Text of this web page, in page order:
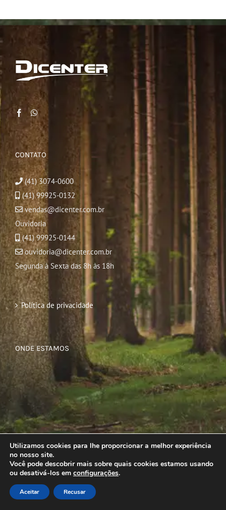
CONTATO
(41) 3074-0600
(41) 99925-0132
vendas@dicenter.com.br
Ouvidoria
(41) 99925-0144
ouvidoria@dicenter.com.br
Segunda à Sexta das 8h às 18h
Política de privacidade
ONDE ESTAMOS
Utilizamos cookies para lhe proporcionar a melhor experiência
no nosso site.
Você pode descobrir mais sobre quais cookies estamos usando
ou desativá-los em configurações.
Aceitar Recusar